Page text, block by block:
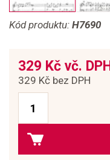
Kód produktu: H7690
329 Kč vč. DPH
329 Kč bez DPH